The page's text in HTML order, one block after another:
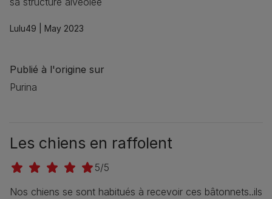
Lulu49 | May 2023
Publié à l'origine sur
Purina
Les chiens en raffolent
5/5
Nos chiens se sont habitués à recevoir ces bâtonnets..ils